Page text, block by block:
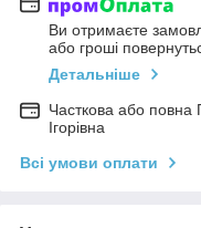
Ви отримаєте
або гроші
Детальніше
Часткова або
Ігорівна
Всі умови оплати